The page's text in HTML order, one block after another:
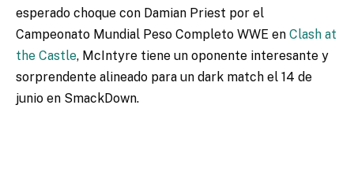
esperado choque con Damian Priest por el
Campeonato Mundial Peso Completo WWE en Clash at
the Castle, McIntyre tiene un oponente interesante y
sorprendente alineado para un dark match el 14 de
junio en SmackDown.